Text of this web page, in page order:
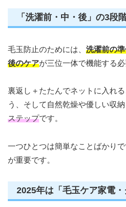
「洗濯前・中・後」の3段
毛玉防止のためには、 洗濯前の
後のケアが三位一体で機能する必
裏返し＋たたんでネットに入れ
う、そして自然乾燥や優しい収納
ステップです。
一つひとつは簡単なことばかり
が重要です。
2025年は「毛玉ケア家電